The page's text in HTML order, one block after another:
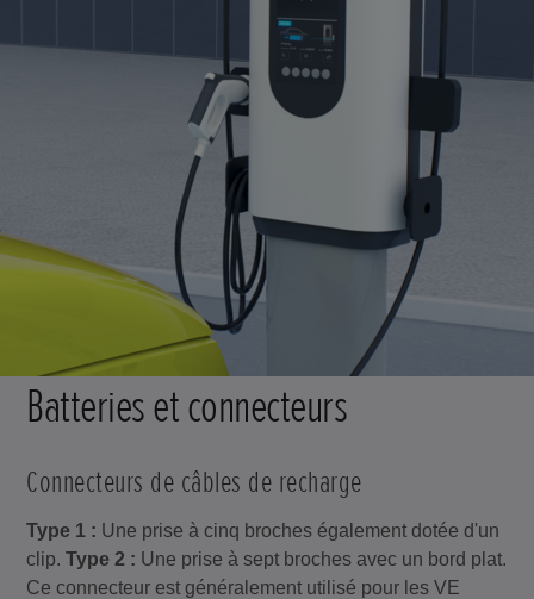
Batteries et connecteurs
Connecteurs de câbles de recharge
Type 1 : Une prise à cinq broches également dotée d'un
clip.Type 2 : Une prise à sept broches avec un bord plat.
Ce connecteur est généralement utilisé pour les VE